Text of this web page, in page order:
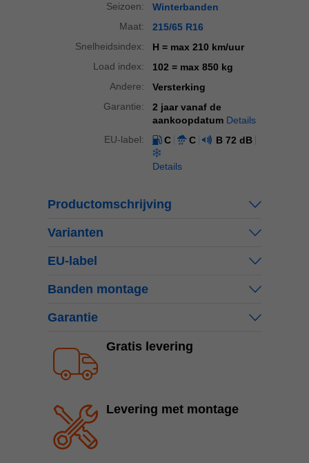
Seizoen:
Winterbanden
Maat:
215/65 R16
Snelheidsindex:
H = max 210 km/uur
Load index:
102 = max 850 kg
Andere:
Versterking
Garantie:
2 jaar vanaf de
aankoopdatum Details
EU-label:
C C B 72 dB
Details
Productomschrijving
Varianten
EU-label
Banden montage
Garantie
Gratis levering
Levering met montage